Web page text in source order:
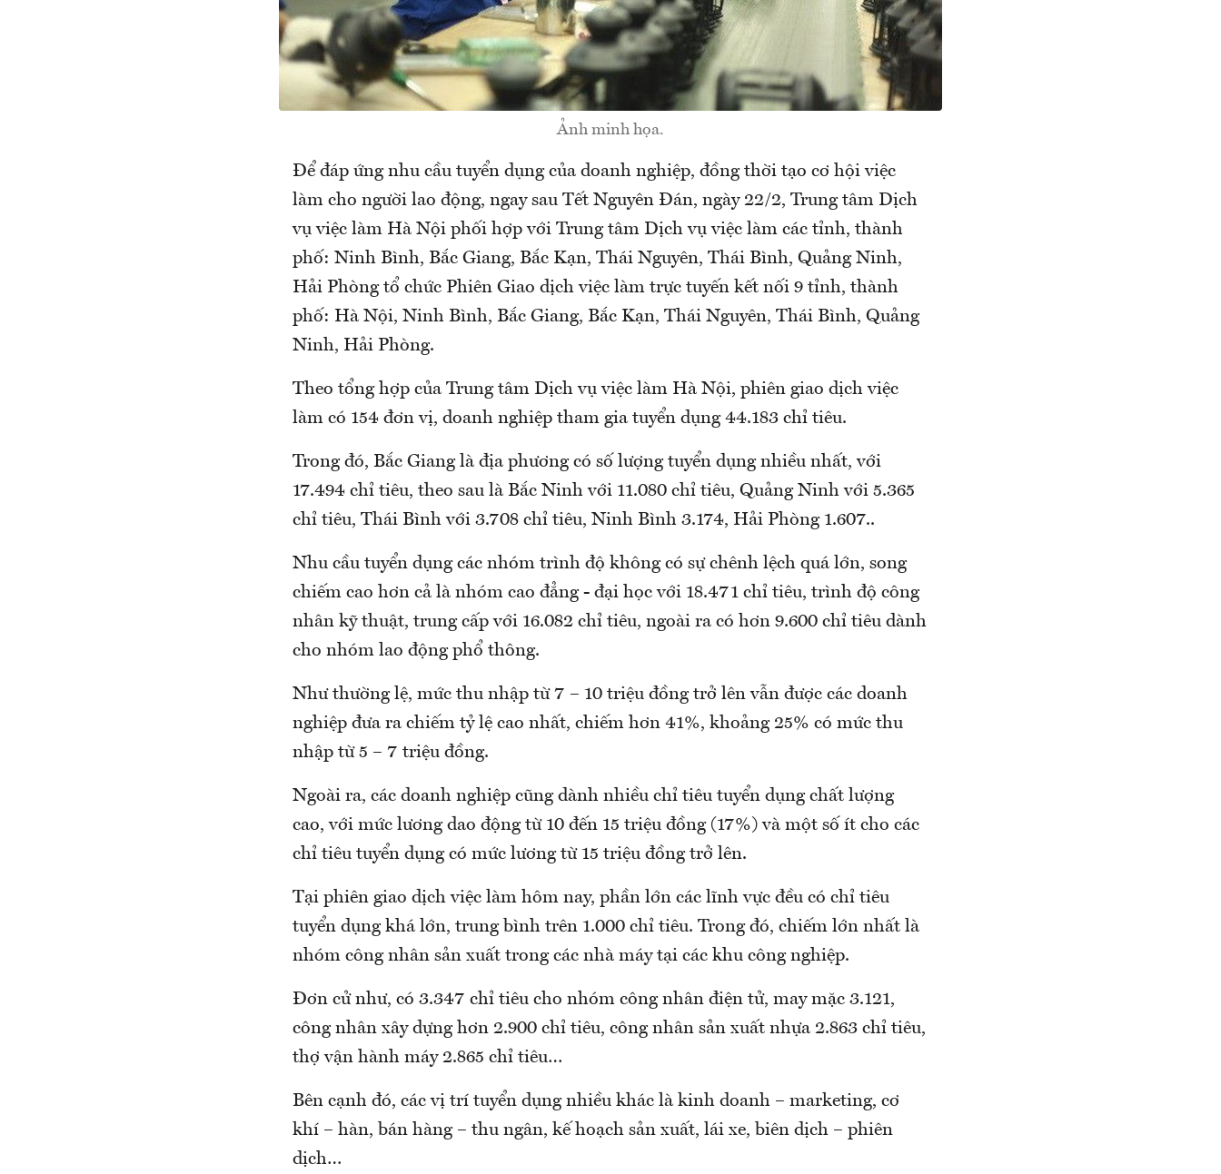
Ảnh minh họa.
Để đáp ứng nhu cầu tuyển dụng của doanh nghiệp, đồng thời tạo cơ hội việc
làm cho người lao động, ngay sau Tết Nguyên Đán, ngày 22/2, Trung tâm Dịch
vụ việc làm Hà Nội phối hợp với Trung tâm Dịch vụ việc làm các tỉnh, thành
phố: Ninh Bình, Bắc Giang, Bắc Kạn, Thái Nguyên, Thái Bình, Quảng Ninh,
Hải Phòng tổ chức Phiên Giao dịch việc làm trực tuyến kết nối 9 tỉnh, thành
phố: Hà Nội, Ninh Bình, Bắc Giang, Bắc Kạn, Thái Nguyên, Thái Bình, Quảng
Ninh, Hải Phòng.
Theo tổng hợp của Trung tâm Dịch vụ việc làm Hà Nội, phiên giao dịch việc
làm có 154 đơn vị, doanh nghiệp tham gia tuyển dụng 44.183 chỉ tiêu.
Trong đó, Bắc Giang là địa phương có số lượng tuyển dụng nhiều nhất, với
17.494 chỉ tiêu, theo sau là Bắc Ninh với 11.080 chỉ tiêu, Quảng Ninh với 5.365
chỉ tiêu, Thái Bình với 3.708 chỉ tiêu, Ninh Bình 3.174, Hải Phòng 1.607..
Nhu cầu tuyển dụng các nhóm trình độ không có sự chênh lệch quá lớn, song
chiếm cao hơn cả là nhóm cao đẳng - đại học với 18.471 chỉ tiêu, trình độ công
nhân kỹ thuật, trung cấp với 16.082 chỉ tiêu, ngoài ra có hơn 9.600 chỉ tiêu dành
cho nhóm lao động phổ thông.
Như thường lệ, mức thu nhập từ 7 – 10 triệu đồng trở lên vẫn được các doanh
nghiệp đưa ra chiếm tỷ lệ cao nhất, chiếm hơn 41%, khoảng 25% có mức thu
nhập từ 5 – 7 triệu đồng.
Ngoài ra, các doanh nghiệp cũng dành nhiều chỉ tiêu tuyển dụng chất lượng
cao, với mức lương dao động từ 10 đến 15 triệu đồng (17%) và một số ít cho các
chỉ tiêu tuyển dụng có mức lương từ 15 triệu đồng trở lên.
Tại phiên giao dịch việc làm hôm nay, phần lớn các lĩnh vực đều có chỉ tiêu
tuyển dụng khá lớn, trung bình trên 1.000 chỉ tiêu. Trong đó, chiếm lớn nhất là
nhóm công nhân sản xuất trong các nhà máy tại các khu công nghiệp.
Đơn cử như, có 3.347 chỉ tiêu cho nhóm công nhân điện tử, may mặc 3.121,
công nhân xây dựng hơn 2.900 chỉ tiêu, công nhân sản xuất nhựa 2.863 chỉ tiêu,
thợ vận hành máy 2.865 chỉ tiêu…
Bên cạnh đó, các vị trí tuyển dụng nhiều khác là kinh doanh – marketing, cơ
khí – hàn, bán hàng – thu ngân, kế hoạch sản xuất, lái xe, biên dịch – phiên
dịch…